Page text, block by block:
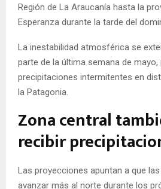
Región de La Araucanía hasta la
Esperanza durante la tarde del
La inestabilidad atmosférica se
parte de la última semana de
precipitaciones intermitentes en
la Patagonia.
Zona central
recibir
Las proyecciones apuntan a que
avanzar más al norte durante los